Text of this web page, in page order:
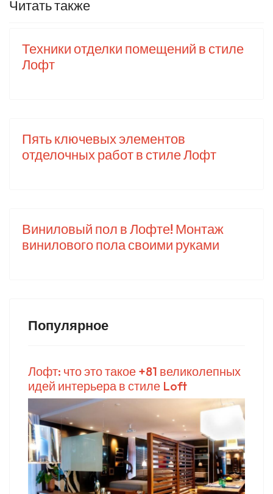
Читать также
Техники отделки помещений в стиле
Лофт
Пять ключевых элементов
отделочных работ в стиле Лофт
Виниловый пол в Лофте! Монтаж
винилового пола своими руками
Популярное
Лофт: что это такое +81 великолепных
идей интерьера в стиле Loft